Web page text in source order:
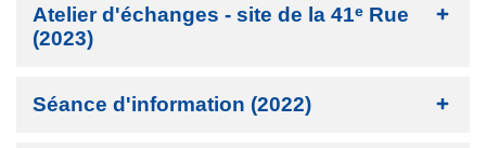
Atelier d'échanges - site de la 41e Rue
(2023)
Séance d'information (2022)